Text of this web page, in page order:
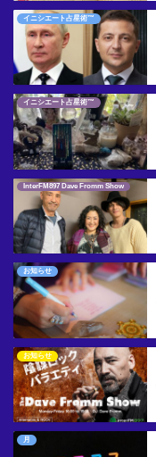
イニシエート占星術™
イニシエート占星術™
InterFM897 Dave Fromm Show
お知らせ
お知らせ
月